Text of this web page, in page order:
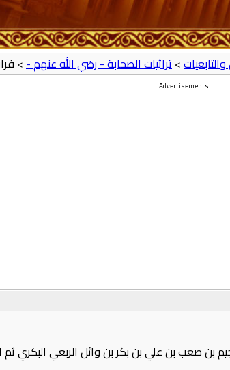
>تراثيات الصحابة - رضي الله عنهم ->
Advertisements
بن صعب بن علي بن بكر بن وائل الربعي البكري